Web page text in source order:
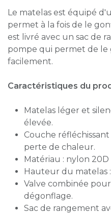
Le matelas est équipé
permet à la fois de le
est livré avec un sac de
pompe qui permet de
facilement.
Caractéristiques du
Matelas léger et
élevée.
Couche
perte de chaleur.
Matériau : nylon
Hauteur du matelas
Valve combinée
dégonflage.
Sac de rangement